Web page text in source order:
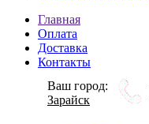
Главная
Оплата
Доставка
Контакты
Ваш город:
Зарайск